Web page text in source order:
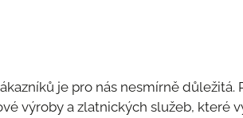
je pro nás nesmírně
výroby a zlatnických služeb, které